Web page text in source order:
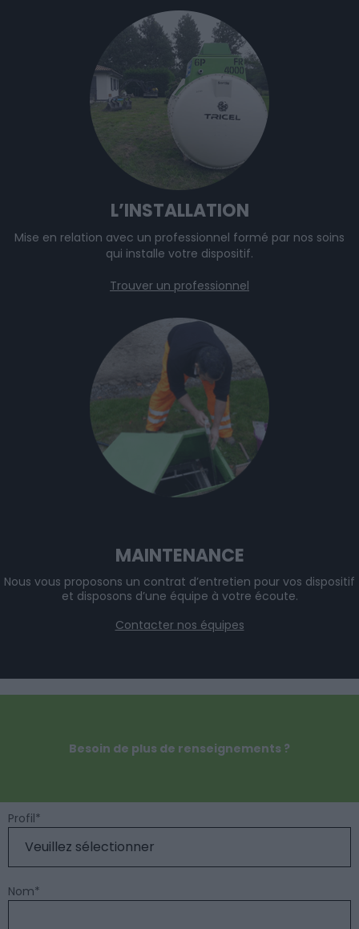
L’INSTALLATION
Mise en relation avec un professionnel formé par nos soins
qui installe votre dispositif.
Trouver un professionnel
MAINTENANCE
Nous vous proposons un contrat d’entretien pour vos dispositif
et disposons d’une équipe à votre écoute.
Contacter nos équipes
Besoin de plus de renseignements ?
Profil*
Nom*